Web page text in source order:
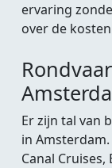
ervaring
over de
Er zijn tal van
in
Canal